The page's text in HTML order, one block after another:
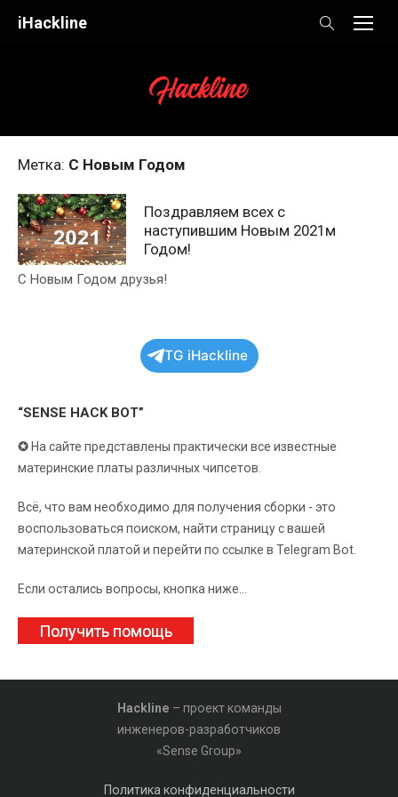
iHackline
Метка: С Новым Годом
Поздравляем всех с
наступившим Новым 2021м
Годом!
С Новым Годом друзья!
TG iHackline
“SENSE HACK BOT”
✪ На сайте представлены практически все известные
материнские платы различных чипсетов.
Всё, что вам необходимо для получения сборки - это
воспользоваться поиском, найти страницу с вашей
материнской платой и перейти по ссылке в Telegram Bot.
Если остались вопросы, кнопка ниже...
Получить помощь
Hackline – проект команды
инженеров-разработчиков
«Sense Group»
Политика конфиденциальности